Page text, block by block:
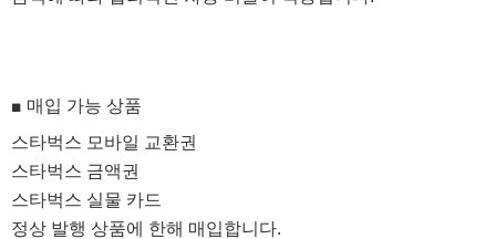
■ 매입 가능 상품
스타벅스 모바일 교환권
스타벅스 금액권
스타벅스 실물 카드
정상 발행 상품에 한해 매입합니다.